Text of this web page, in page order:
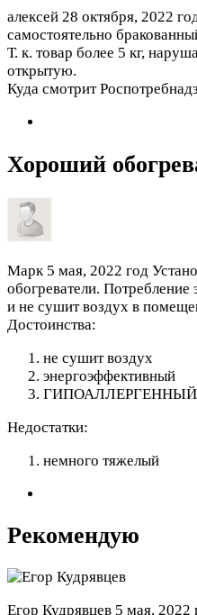
алексей 28 октября, 2022
самостоятельно
Т. к. товар более 5 кг,
открытую.
Куда смотрит
Хороший
Марк 5 мая, 2022 год
обогреватели.
и не сушит воздух в
Достоинства:
не сушит воздух
энергоэффективный
ГИПОАЛЛЕРГЕННЫЙ
Недостатки:
немного тяжелый
Рекомендую
Егор Кудрявцев 5 мая, 2022